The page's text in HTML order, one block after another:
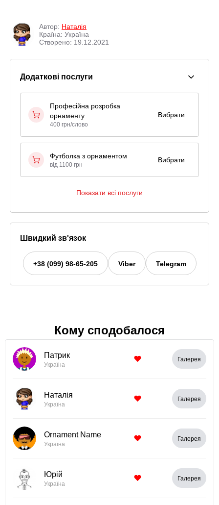
Автор: Наталія
Країна: Україна
Створено: 19.12.2021
Додаткові послуги
Професійна розробка
орнаменту
400 грн/слово
Вибрати
Футболка з орнаментом
від 1100 грн
Вибрати
Показати всі послуги
Швидкий зв'язок
+38 (099) 98-65-205 Viber Telegram
Кому сподобалося
Патрик
Україна
Галерея
Наталія
Україна
Галерея
Ornament Name
Україна
Галерея
Юрій
Україна
Галерея